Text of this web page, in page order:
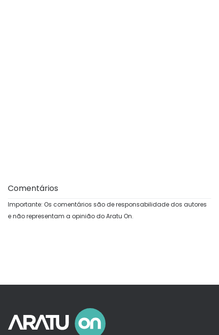
Comentários
Importante: Os comentários são de responsabilidade dos autores
e não representam a opinião do Aratu On.